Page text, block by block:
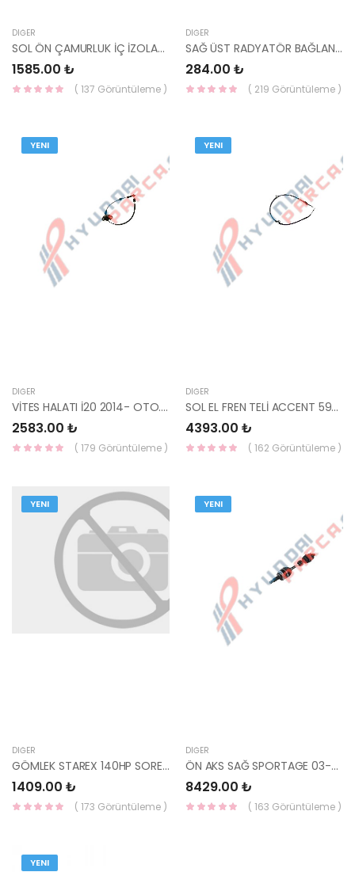
DIĞER
SOL ÖN ÇAMURLUK İÇ İZOLASYONU RİO 2015- 84116-H8000-HMC
1585.00 ₺
( 137 Görüntüleme )
DIĞER
SAĞ ÜST RADYATÖR BAĞLANTI TAKOZU GETZ 25333-1C400-HMC
284.00 ₺
( 219 Görüntüleme )
YENI
DIĞER
VİTES HALATI İ20 2014- OTO. 46790-C8100-HMC
2583.00 ₺
( 179 Görüntüleme )
YENI
DIĞER
SOL EL FREN TELİ ACCENT 59760-27301-HMC
4393.00 ₺
( 162 Görüntüleme )
YENI
DIĞER
GÖMLEK STAREX 140HP SORENTO STD-YENMAK
1409.00 ₺
( 173 Görüntüleme )
YENI
DIĞER
ÖN AKS SAĞ SPORTAGE 03-09-YS
8429.00 ₺
( 163 Görüntüleme )
YENI